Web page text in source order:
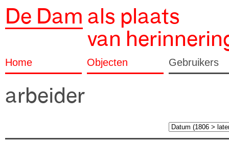
De Dam als plaats
van
Home Objecten Gebruikers
arbeider